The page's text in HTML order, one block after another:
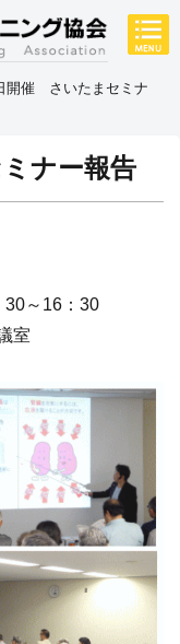
開催 さいたまセミナ
ナー報告
～16：30
室